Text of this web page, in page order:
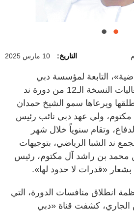
التاريخ: 10 مارس 2025
التابعة لمؤسسة دبي
للإعلام، عن تغطية فعاليات النسخة الـ12 من دورة ند
أطلقها ويرعاها سمو الشيخ حمدان
ولي عهد دبي نائب رئيس
وتقام سنوياً خلال شهر
ند الشبا الرياضي، بتوجيهات
محمد بن راشد آل مكتوم، رئيس
«قدرات لا حدود لها».
انطلاق منافسات الدورة، التي
20 مارس الجاري، كشفت قناة «دبي